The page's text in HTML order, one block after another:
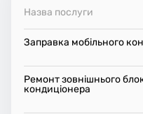
Назва послуги
Заправка мобільного
Ремонт зовнішнього
кондиціонера